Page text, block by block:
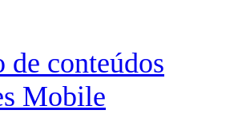
de conteúdos
Mobile